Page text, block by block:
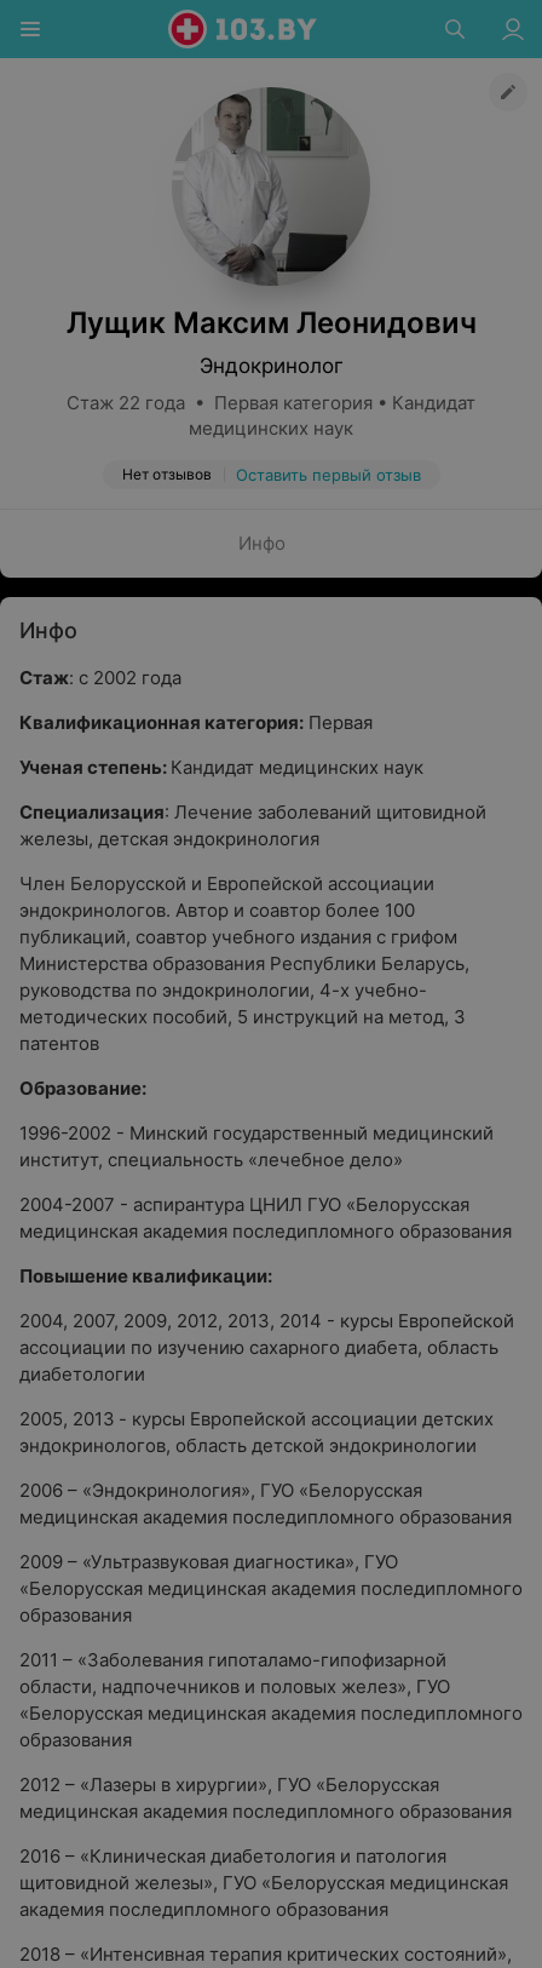
Лущик Максим Леонидович
Эндокринолог
Стаж 22 года • Первая категория • Кандидат
медицинских наук
Нет отзывов Оставить первый отзыв
Инфо
Инфо
Стаж: с 2002 года
Квалификационная категория: Первая
Ученая степень: Кандидат медицинских наук
Специализация: Лечение заболеваний щитовидной
железы, детская эндокринология
Член Белорусской и Европейской ассоциации
эндокринологов. Автор и соавтор более 100
публикаций, соавтор учебного издания c грифом
Министерства образования Республики Беларусь,
руководства по эндокринологии, 4-х учебно-
методических пособий, 5 инструкций на метод, 3
патентов
Образование:
1996-2002 - Минский государственный медицинский
институт, специальность «лечебное дело»
2004-2007 - аспирантура ЦНИЛ ГУО «Белорусская
медицинская академия последипломного образования
Повышение квалификации:
2004, 2007, 2009, 2012, 2013, 2014 - курсы Европейской
ассоциации по изучению сахарного диабета, область
диабетологии
2005, 2013 - курсы Европейской ассоциации детских
эндокринологов, область детской эндокринологии
2006 – «Эндокринология», ГУО «Белорусская
медицинская академия последипломного образования
2009 – «Ультразвуковая диагностика», ГУО
«Белорусская медицинская академия последипломного
образования
2011 – «Заболевания гипоталамо-гипофизарной
области, надпочечников и половых желез», ГУО
«Белорусская медицинская академия последипломного
образования
2012 – «Лазеры в хирургии», ГУО «Белорусская
медицинская академия последипломного образования
2016 – «Клиническая диабетология и патология
щитовидной железы», ГУО «Белорусская медицинская
академия последипломного образования
2018 – «Интенсивная терапия критических состояний»,